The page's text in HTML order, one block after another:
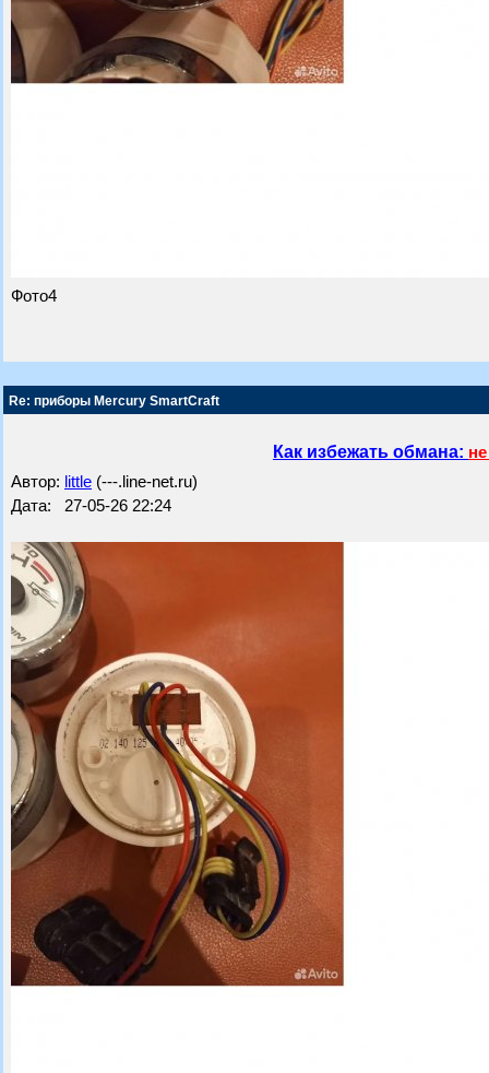
Фото4
Re: приборы Mercury SmartCraft
Как избежать обмана:
Автор: little (---.line-net.ru)
Дата: 27-05-26 22:24